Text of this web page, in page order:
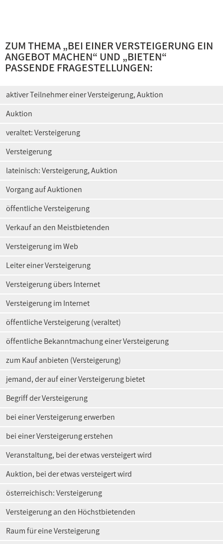
ZUM THEMA „BEI EINER VERSTEIGERUNG EIN
ANGEBOT MACHEN“ UND „BIETEN“
PASSENDE FRAGESTELLUNGEN:
aktiver Teilnehmer einer Versteigerung, Auktion
Auktion
veraltet: Versteigerung
Versteigerung
lateinisch: Versteigerung, Auktion
Vorgang auf Auktionen
öffentliche Versteigerung
Verkauf an den Meistbietenden
Versteigerung im Web
Leiter einer Versteigerung
Versteigerung übers Internet
Versteigerung im Internet
öffentliche Versteigerung (veraltet)
öffentliche Bekanntmachung einer Versteigerung
zum Kauf anbieten (Versteigerung)
jemand, der auf einer Versteigerung bietet
Begriff der Versteigerung
bei einer Versteigerung erwerben
bei einer Versteigerung erstehen
Veranstaltung, bei der etwas versteigert wird
Auktion, bei der etwas versteigert wird
österreichisch: Versteigerung
Versteigerung an den Höchstbietenden
Raum für eine Versteigerung